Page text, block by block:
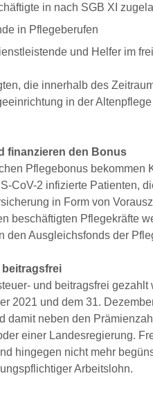
in nach SGB XI
in Pflegeberufen
und Helfer im
die innerhalb des
in der
finanzieren den Bonus
Pflegebonus
CoV-2 infizierte Patienten,
in Form von
beschäftigten Pflegekräfte
den Ausgleichsfonds der
und beitragsfrei
2021 und dem 31.
damit neben den
einer Landesregierung.
hingegen nicht mehr
Arbeitslohn.